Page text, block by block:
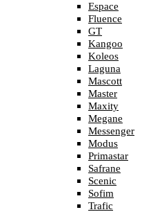
Espace
Fluence
GT
Kangoo
Koleos
Laguna
Mascott
Master
Maxity
Megane
Messenger
Modus
Primastar
Safrane
Scenic
Sofim
Trafic